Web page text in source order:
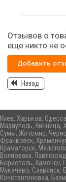
Отзывов о
еще никто не
Добавить
Назад
Киев, Харьков,
Мариуполь, Винница,
Сумы, Житомир,
Франковск,
Краматорск,
Волноваха,
Борисполь, Каменец-
Мукачево, Славянск,
Константиновка,